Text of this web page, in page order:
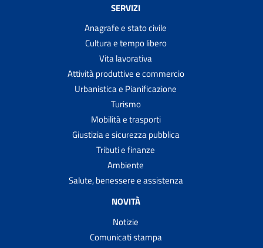
SERVIZI
Anagrafe e stato civile
Cultura e tempo libero
Vita lavorativa
Attività produttive e commercio
Urbanistica e Pianificazione
Turismo
Mobilità e trasporti
Giustizia e sicurezza pubblica
Tributi e finanze
Ambiente
Salute, benessere e assistenza
NOVITÀ
Notizie
Comunicati stampa